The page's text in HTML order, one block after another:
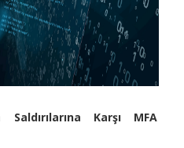
Karşı MFA